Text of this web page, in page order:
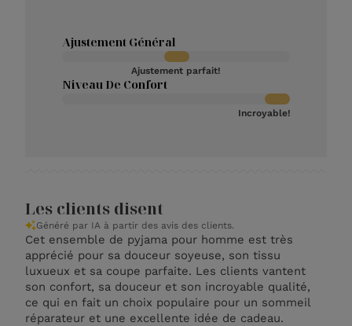
Ajustement Général
Ajustement parfait!
Niveau De Confort
Incroyable!
Les clients disent
Généré par IA à partir des avis des clients.
Cet ensemble de pyjama pour homme est très
apprécié pour sa douceur soyeuse, son tissu
luxueux et sa coupe parfaite. Les clients vantent
son confort, sa douceur et son incroyable qualité,
ce qui en fait un choix populaire pour un sommeil
réparateur et une excellente idée de cadeau.